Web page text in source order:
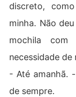
discreto,
minha. Não
mochila
necessidade de
- Até amanhã.
de sempre.